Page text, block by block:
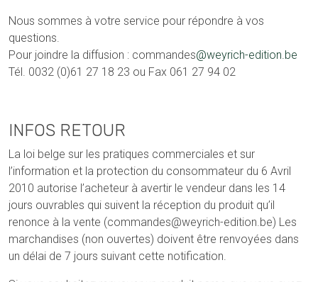
Nous sommes à votre service pour répondre à vos
questions.
Pour joindre la diffusion : commandes@weyrich-edition.be
Tél. 0032 (0)61 27 18 23 ou Fax 061 27 94 02
INFOS RETOUR
La loi belge sur les pratiques commerciales et sur
l’information et la protection du consommateur du 6 Avril
2010 autorise l’acheteur à avertir le vendeur dans les 14
jours ouvrables qui suivent la réception du produit qu’il
renonce à la vente (commandes@weyrich-edition.be) Les
marchandises (non ouvertes) doivent être renvoyées dans
un délai de 7 jours suivant cette notification.